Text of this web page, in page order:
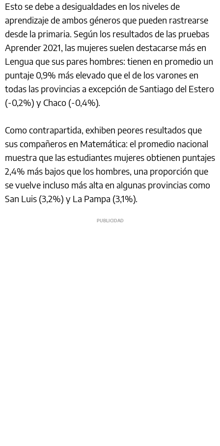
Esto se debe a desigualdades en los niveles de
aprendizaje de ambos géneros que pueden rastrearse
desde la primaria. Según los resultados de las pruebas
Aprender 2021, las mujeres suelen destacarse más en
Lengua que sus pares hombres: tienen en promedio un
puntaje 0,9% más elevado que el de los varones en
todas las provincias a excepción de Santiago del Estero
(-0,2%) y Chaco (-0,4%).
Como contrapartida, exhiben peores resultados que
sus compañeros en Matemática: el promedio nacional
muestra que las estudiantes mujeres obtienen puntajes
2,4% más bajos que los hombres, una proporción que
se vuelve incluso más alta en algunas provincias como
San Luis (3,2%) y La Pampa (3,1%).